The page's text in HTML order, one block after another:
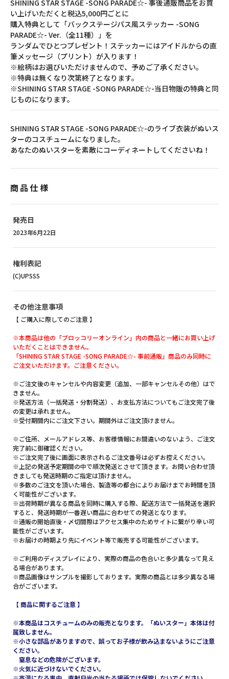
SHINING STAR STAGE -SONG PARADE☆- 事後通販商品をお買
い上げいただくと税込5,000円ごとに
購入特典として「バックステージパス風ステッカー -SONG
PARADE☆- Ver.（全11種）」を
ランダムでひとつプレゼント！ステッカーにはアイドルからの直
筆メッセージ（プリント）が入ります！
※絵柄はお選びいただけませんので、予めご了承ください。
※特典は無くなり次第終了となります。
※SHINING STAR STAGE -SONG PARADE☆-当日物販の特典と同
じものになります。
SHINING STAR STAGE -SONG PARADE☆-のライブ衣装がぬいス
ターのコスチュームになりました。
あなたのぬいスターを素敵にコーディネートしてくださいね！
商品仕様
発売日
2023年6月22日
権利表記
(C)UPSSS
その他注意事項
【 ご購入に際してのご注意 】
※本商品は他の「ブロッコリーオンライン」内の商品と一緒にお買い上げ
いただくことはできません。
「SHINING STAR STAGE -SONG PARADE☆- 事前通販」商品のみ同時に
ご注文いただけます。ご注意ください。
※ご注文後のキャンセルや内容変更（追加、一部キャンセルその他）はで
きません。
※発送方法（一括発送・分割発送）、お支払方法についてもご注文完了後
の変更は承れません。
※受付期間内にご注文下さい。期間外はご注文頂けません。
※ご住所、メールアドレス等、お客様情報にお間違いのないよう、ご注文
完了前に御確認ください。
※ご注文完了後に画面に表示されるご注文番号は必ずお控えください。
※上記の発送予定期間の中で順次発送とさせて頂きます。お問い合わせ頂
きましても発送時期のご指定は頂けません。
※多数のご注文を頂いた場合、製造等の都合によりお届けまでお時間を頂
く可能性がございます。
※出荷時期が異なる商品を同時に購入する際、配送方法で一括発送を選択
すると、発送時期が一番遅い商品に合わせての発送となります。
※通販の開始直後・〆切間際はアクセス集中のためサイトに繋がり辛い可
能性がございます。
※お届けの時期より先にイベント等で販売する可能性がございます。
※ご利用のディスプレイにより、実際の商品の色合いと多少異なって見え
る場合があります。
※商品画像はサンプルを撮影しております。実際の商品とは多少異なる場
合がございます。
【 商品に関するご注意 】
※本商品はコスチュームのみの販売となります。「ぬいスター」本体は付
属致しません。
※小さな部品がありますので、誤ってお子様が飲み込まないようにご注意
ください。
窒息などの危険がございます。
※火気に近づけないでください。